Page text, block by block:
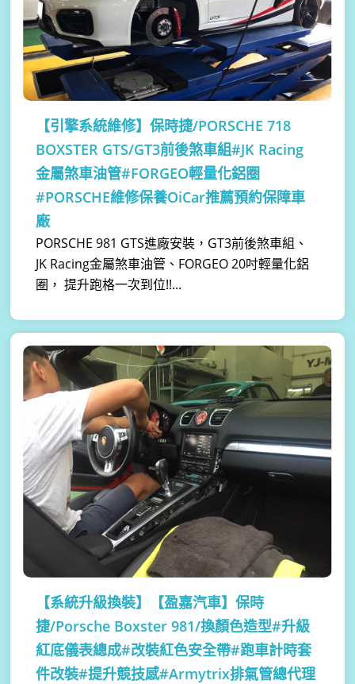
【引擎系統維修】保時捷/PORSCHE 718
BOXSTER GTS/GT3前後煞車組#JK Racing
金屬煞車油管#FORGEO輕量化鋁圈
#PORSCHE維修保養OiCar推薦預約保障車
廠
PORSCHE 981 GTS進廠安裝，GT3前後煞車組、
JK Racing金屬煞車油管、FORGEO 20吋輕量化鋁
圈， 提升跑格一次到位!!...
【系統升級換裝】
【盈嘉汽車】保時
捷/Porsche Boxster 981/換顏色造型#升級
紅底儀表總成#改裝紅色安全帶#跑車計時套
件改裝#提升競技感#Armytrix排氣管總代理